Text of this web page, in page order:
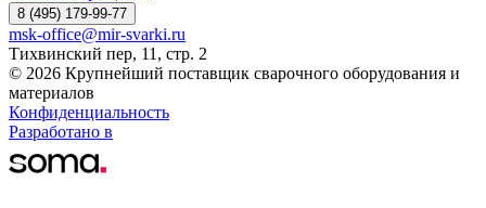
8 (495) 179-99-77
msk-office@mir-svarki.ru
Тихвинский пер, 11, стр. 2
© 2026 Крупнейший поставщик сварочного оборудования и
материалов
Конфиденциальность
Разработано в